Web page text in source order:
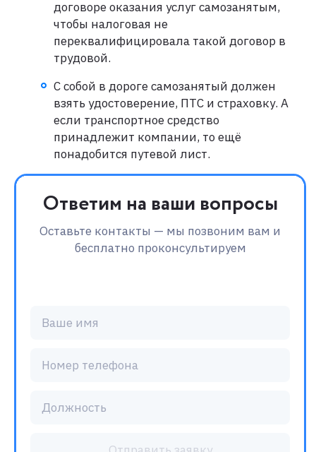
договоре оказания услуг самозанятым,
чтобы налоговая не
переквалифицировала такой договор в
трудовой.
С собой в дороге самозанятый должен
взять удостоверение, ПТС и страховку. А
если транспортное средство
принадлежит компании, то ещё
понадобится путевой лист.